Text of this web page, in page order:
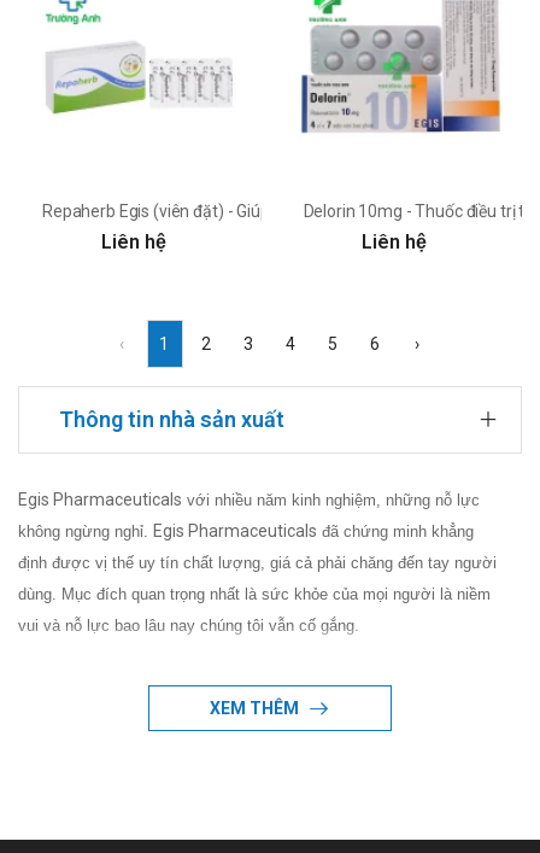
Repaherb Egis (viên đặt) - Giúp trĩ nội, làm lành vết thương
Liên hệ
Delorin 10mg - Thuốc điều trị
Liên hệ
‹ 1 2 3 4 5 6 ›
Thông tin nhà sản xuất
Egis Pharmaceuticals với nhiều năm kinh nghiệm, những nỗ lực
không ngừng nghỉ. Egis Pharmaceuticals đã chứng minh khẳng
định được vị thế uy tín chất lượng, giá cả phải chăng đến tay người
dùng. Mục đích quan trọng nhất là sức khỏe của mọi người là niềm
vui và nỗ lực bao lâu nay chúng tôi vẫn cố gắng.
XEM THÊM